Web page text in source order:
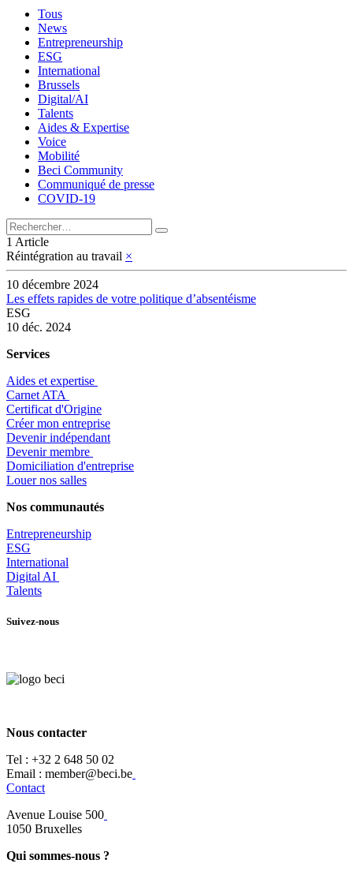
Tous
News
Entrepreneurship
ESG
International
Brussels
Digital/AI
Talents
Aides & Expertise
Voice
Mobilité
Beci Community
Communiqué de presse
COVID-19
1 Article
Réintégration au travail ×
10 décembre 2024
Les effets rapides de votre politique d’absentéisme
ESG
10 déc. 2024
Services
Aides et expertise
​Carnet ATA
Certificat d'Origine
Créer mon entreprise
Devenir indépendant
Devenir membre
​Domiciliation d'entreprise
Louer nos salles
Nos communautés
Entrepreneurship
ESG
International
Digital AI
Talents
Suivez-nous
Nous contacter
Tel : +32 2 648 50 02​
​​Email : member@beci.be
Contact
Avenue Louise 500
​1050 Bruxelles
Qui sommes-nous ?